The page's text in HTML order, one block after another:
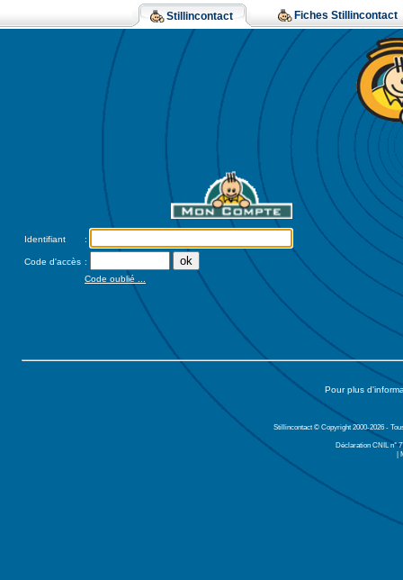
Stillincontact Fiches Stillincontact
Identifiant :
Code d'accès :
Code oublié ...
Pour plus
Stillincontact © Copyright 2000-2026 -
Déclaration CNIL n°
|